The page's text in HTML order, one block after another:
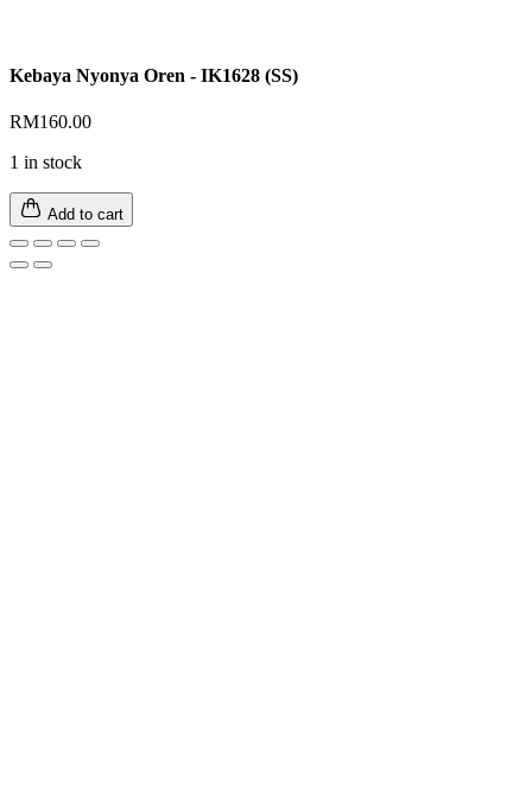
Kebaya Nyonya Oren - IK1628 (SS)
RM160.00
1 in stock
Add to cart